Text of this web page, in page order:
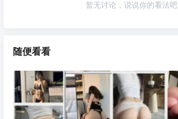
暂无讨论，说说你的看法吧
随便看看